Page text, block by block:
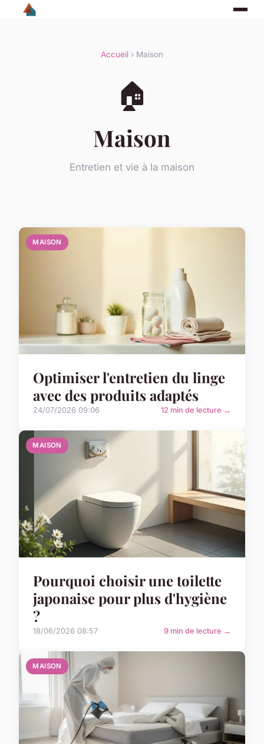
Accueil › Maison
🏠
Maison
Entretien et vie à la maison
MAISON
Optimiser l'entretien du linge
avec des produits adaptés
24/07/2026 09:06 12 min de lecture →
MAISON
Pourquoi choisir une toilette
japonaise pour plus d'hygiène
?
18/06/2026 08:57 9 min de lecture →
MAISON